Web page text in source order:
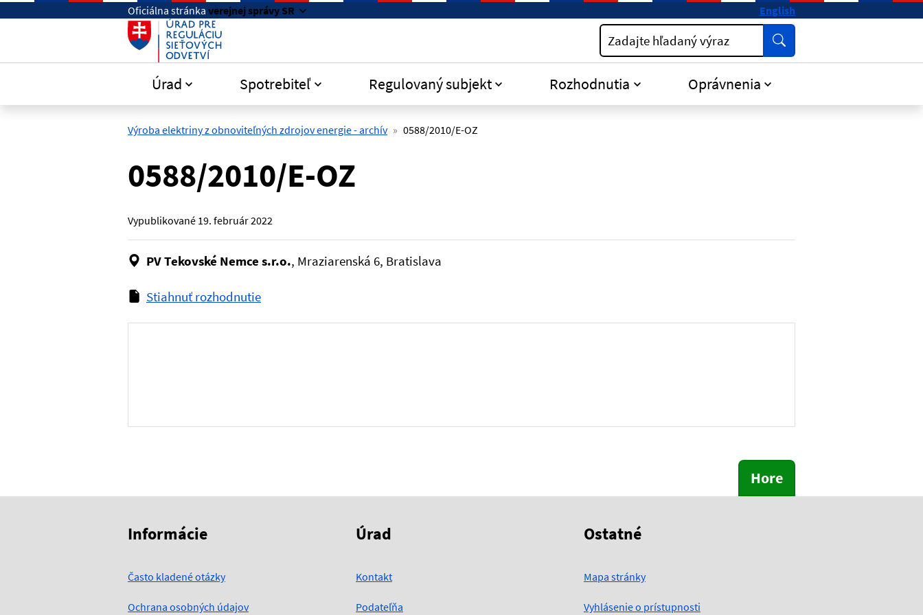
Preskočiť na hlavný obsahOficiálna stránka verejnej správy SR English
Zadajte hľadaný výraz Vyhľadať
Úrad Spotrebiteľ Regulovaný subjekt Rozhodnutia Oprávnenia
Výroba elektriny z obnoviteľných zdrojov energie - archív 0588/2010/E-OZ
0588/2010/E-OZ
Vypublikované 19. február 2022
PV Tekovské Nemce s.r.o., Mraziarenská 6, Bratislava
Stiahnuť rozhodnutie
Hore
Informácie
Často kladené otázky
Ochrana osobných údajov
Úrad
Kontakt
Podateľňa
Ostatné
Mapa stránky
Vyhlásenie o prístupnosti